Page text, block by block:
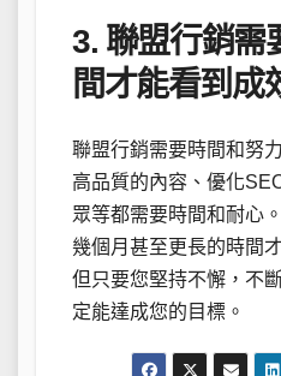
3. 聯盟行銷需
間才能看到成
聯盟行銷需要時間和努
高品質的內容、優化
眾等都需要時間和耐心
幾個月甚至更長的時間
但只要您堅持不懈，不
定能達成您的目標。